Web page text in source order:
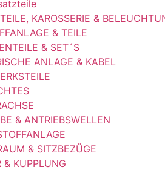
KAROSSERIE &
& TEILE
& SET´S
ANLAGE & KABEL
& ANTRIEBSWELLEN
& SITZBEZÜGE
& KUPPLUNG